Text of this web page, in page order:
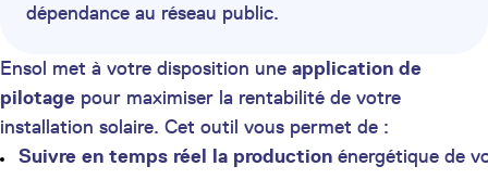
dépendance au réseau public.
Ensol met à votre disposition une application de
pilotage pour maximiser la rentabilité de votre
installation solaire. Cet outil vous permet de :
Suivre en temps réel la production énergétique de